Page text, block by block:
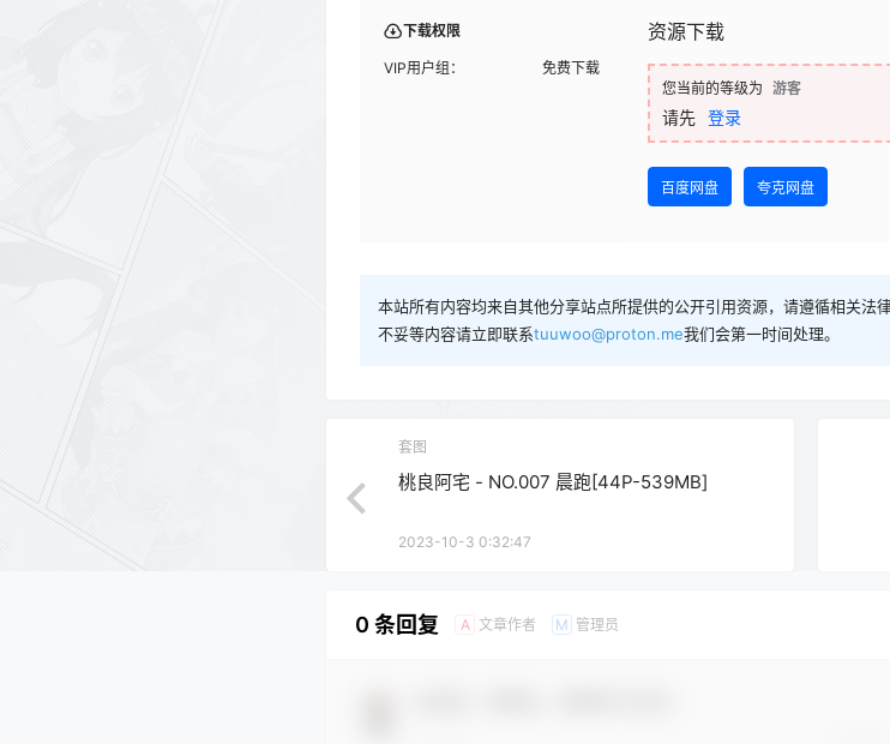
下载权限
VIP用户组： 免费下载
资源下载
您当前的等级为 游客
请先 登录
百度网盘 夸克网盘
本站所有内容均来自其他分享站点所提供的公开引用资源，请遵循相关法
不妥等内容请立即联系tuuwoo@proton.me我们会第一时间处理。
套图
桃良阿宅 - NO.007 晨跑[44P-539MB]
2023-10-3 0:32:47
0 条回复 A 文章作者 M 管理员